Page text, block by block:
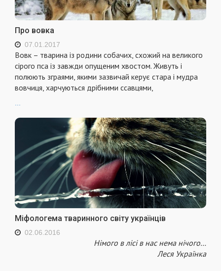
Про вовка
07.01.2017
Вовк – тварина із родини собачих, схожий на великого
сірого пса із завжди опущеним хвостом. Живуть і
полюють зграями, якими зазвичай керує стара і мудра
вовчиця, харчуються дрібними ссавцями,
Міфологема тваринного світу українців
02.06.2016
Німого в лісі в нас нема нічого…
Леся Українка